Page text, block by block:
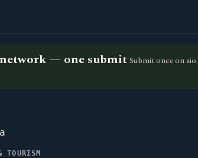
— one submit Submit once on
TOURISM